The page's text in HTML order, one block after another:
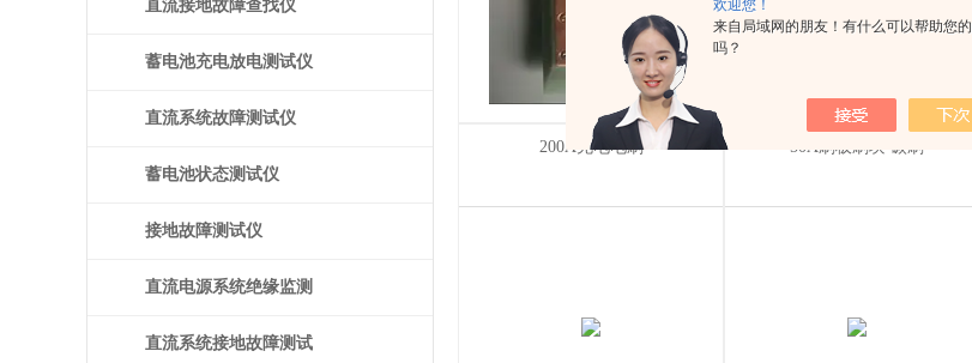
欢迎您！
来自局域网的朋友！有什么可以帮助您的
吗？
直流接地故障查找仪
蓄电池充电放电测试仪
直流系统故障测试仪
蓄电池状态测试仪
接地故障测试仪
直流电源系统绝缘监测
装置
直流系统接地故障测试
200A充电电刷 50A刷板刷块 碳刷